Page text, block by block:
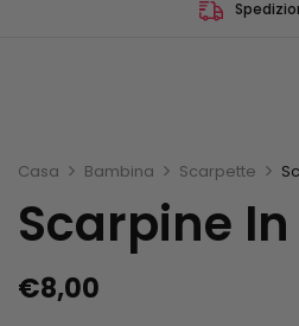
Casa Bambina Scarpette
Scarpine
€8,00